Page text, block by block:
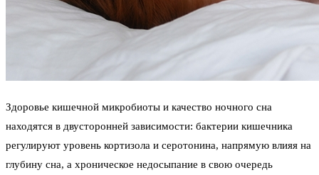
Здоровье кишечной микробиоты и качество ночного сна
находятся в двусторонней зависимости: бактерии кишечника
регулируют уровень кортизола и серотонина, напрямую влияя на
глубину сна, а хроническое недосыпание в свою очередь